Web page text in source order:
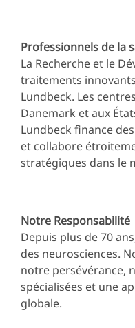
Professionnels de la
La Recherche et le
traitements
Lundbeck. Les
Danemark et aux
Lundbeck finance
et collabore
stratégiques dans le
Notre Responsabilité
Depuis plus de 70
des neurosciences.
notre persévérance,
spécialisées et une
globale.